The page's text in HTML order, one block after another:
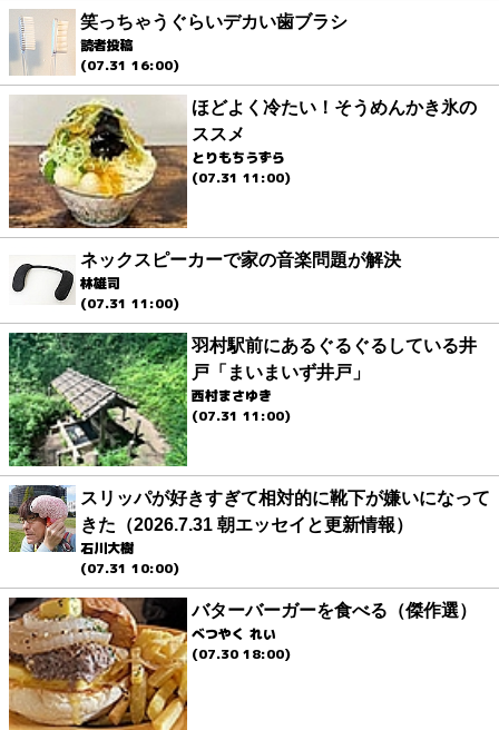
笑っちゃうぐらいデカい歯ブラシ
読者投稿
(07.31 16:00)
ほどよく冷たい！そうめんかき氷の
ススメ
とりもちうずら
(07.31 11:00)
ネックスピーカーで家の音楽問題が解決
林雄司
(07.31 11:00)
羽村駅前にあるぐるぐるしている井
戸「まいまいず井戸」
西村まさゆき
(07.31 11:00)
スリッパが好きすぎて相対的に靴下が嫌いになって
きた（2026.7.31 朝エッセイと更新情報）
石川大樹
(07.31 10:00)
バターバーガーを食べる（傑作選）
べつやく れい
(07.30 18:00)